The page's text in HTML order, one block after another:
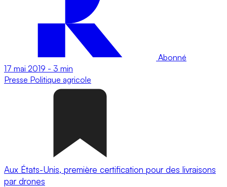
Abonné
17 mai 2019 - 3 min
Presse Politique agricole
Aux États-Unis, première certification pour des livraisons
par drones